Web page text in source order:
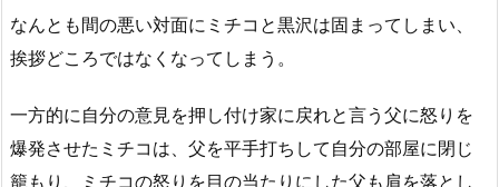
なんとも間の悪い対面にミチコと黒沢は固まってしまい、
挨拶どころではなくなってしまう。
一方的に自分の意見を押し付け家に戻れと言う父に怒りを
爆発させたミチコは、父を平手打ちして自分の部屋に閉じ
籠もり、ミチコの怒りを目の当たりにした父も肩を落とし